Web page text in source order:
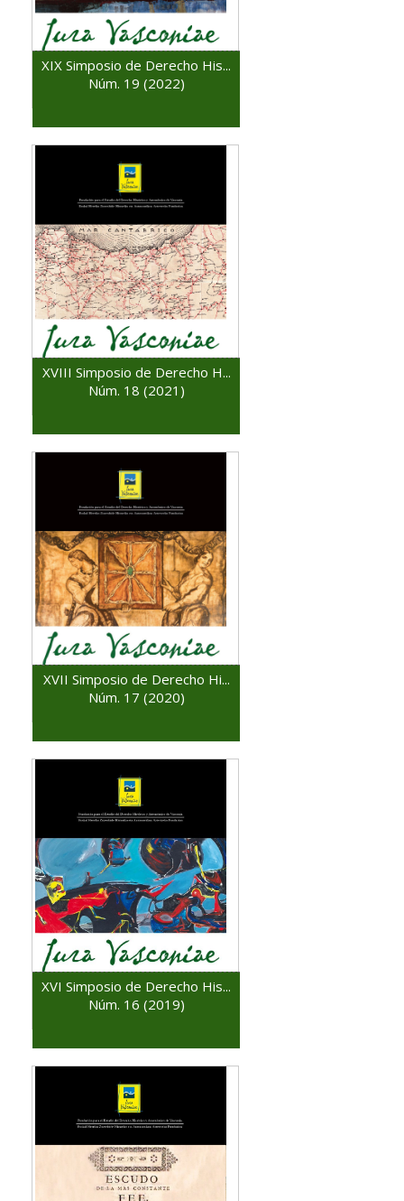
XIX Simposio de Derecho His...
Núm. 19 (2022)
XVIII Simposio de Derecho H...
Núm. 18 (2021)
XVII Simposio de Derecho Hi...
Núm. 17 (2020)
XVI Simposio de Derecho His...
Núm. 16 (2019)